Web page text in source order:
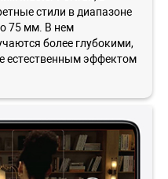
стили в диапазоне
75 мм. В нем
более глубокими,
естественным эффектом